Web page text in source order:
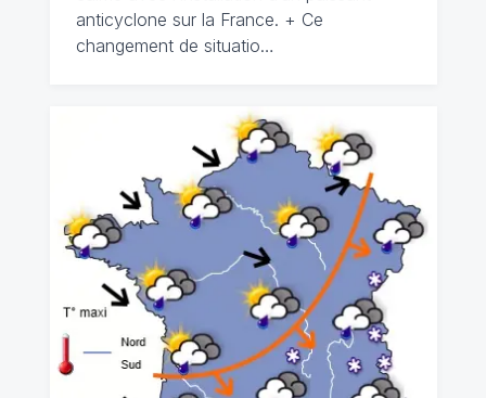
anticyclone sur la France. + Ce
changement de situatio…